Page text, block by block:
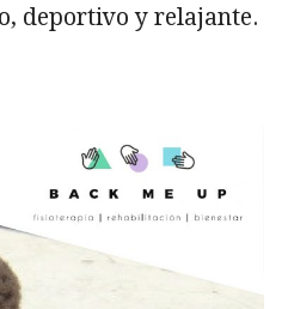
deportivo y relajante.